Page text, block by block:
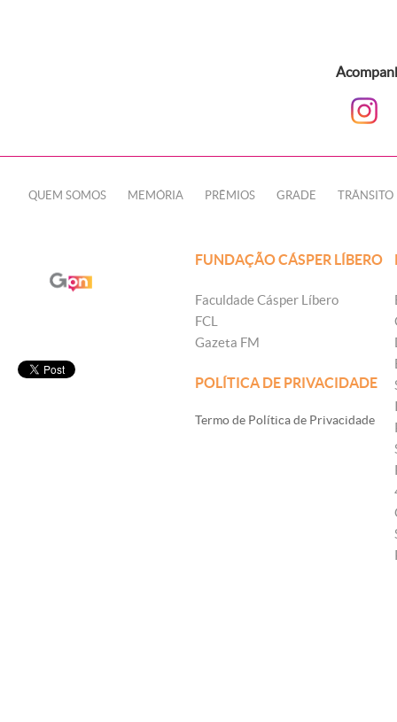
QUEM SOMOS MEMÓRIA PRÊMIOS GRADE TRÂNSITO
FUNDAÇÃO CÁSPER LÍBERO
Faculdade Cásper Líbero
FCL
Gazeta FM
POLÍTICA DE PRIVACIDADE
Termo de Política de Privacidade